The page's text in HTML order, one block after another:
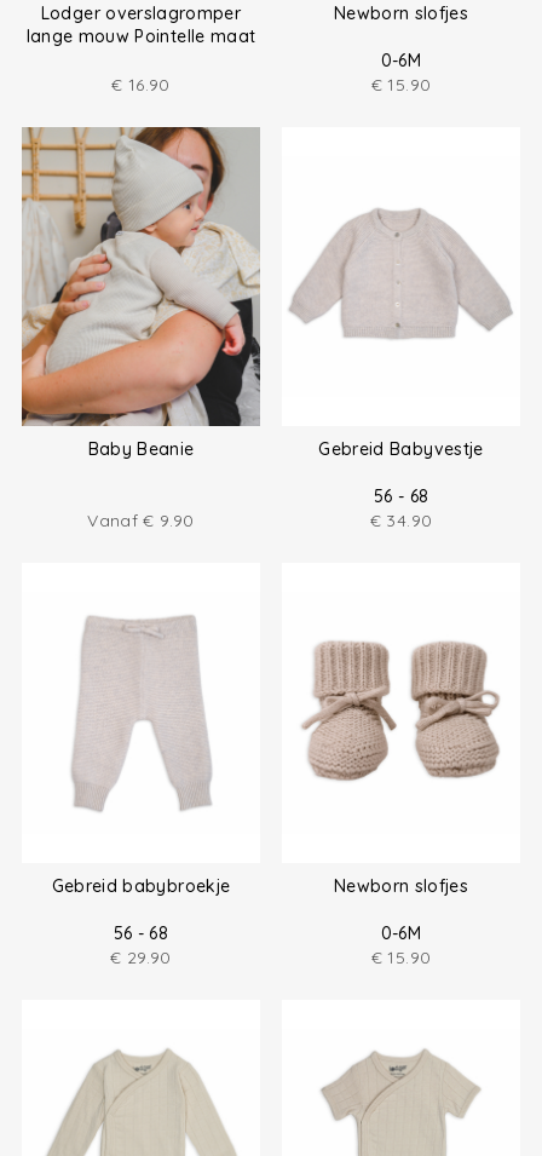
Lodger overslagromper
lange mouw Pointelle maat
€ 16.90
Newborn slofjes
0-6M
€ 15.90
Baby Beanie
Vanaf€ 9.90
Gebreid Babyvestje
56 - 68
€ 34.90
Gebreid babybroekje
56 - 68
€ 29.90
Newborn slofjes
0-6M
€ 15.90